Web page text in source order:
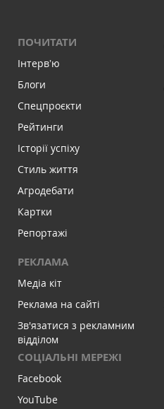
ПОЧИТАТИ
Інтервʼю
Блоги
Спецпроєкти
Рейтинги
Історії успіху
Стиль життя
Агродебати
Картки
Репортажі
РЕКЛАМА
Медіа кіт
Реклама на сайті
Зв'язатися з рекламним
відділом
СОЦІАЛЬНІ МЕРЕЖІ
Facebook
YouTube